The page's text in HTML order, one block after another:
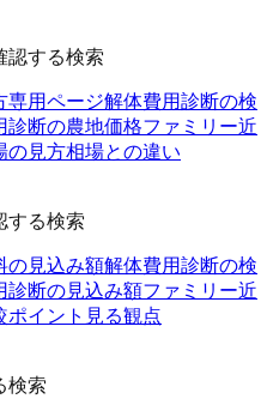
認する検索
専用ページ解体費用診断の検
診断の農地価格ファミリー近
の見方相場との違い
する検索
の見込み額解体費用診断の検
診断の見込み額ファミリー近
ポイント 見る観点
検索